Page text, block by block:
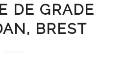
DE GRADE
BREST